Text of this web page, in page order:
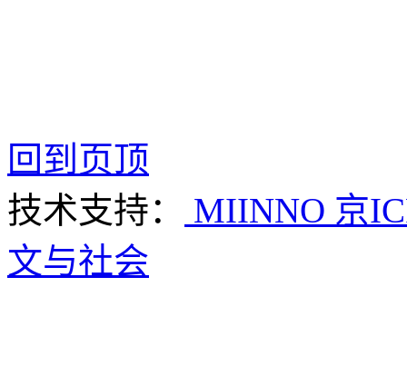
回到页顶
技术支持：
MIINNO 京
文与社会